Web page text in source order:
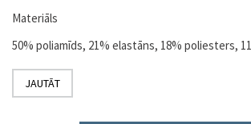
Materiāls
50% poliamīds, 21% elastāns, 18% poliesters,
JAUTĀT